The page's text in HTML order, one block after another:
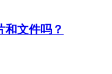
和文件吗？